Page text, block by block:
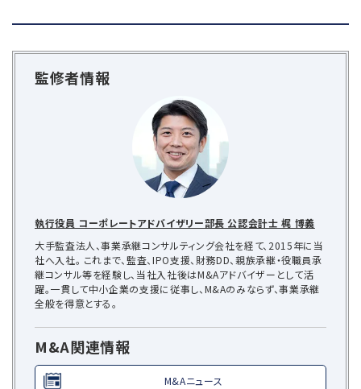
監修者情報
執行役員 コーポレートアドバイザリー部長 公認会計士 梶 博義
大手監査法人、事業承継コンサルティング会社を経て、2015年に当
社へ入社。 これまで、監査、IPO支援、財務DD、親族承継・役職員承
継コンサル等を経験し、当社入社後はM&Aアドバイザーとして活
躍。一貫して中小企業の支援に従事し、M&Aのみならず、事業承継
全般を得意とする。
M&A関連情報
M&Aニュース